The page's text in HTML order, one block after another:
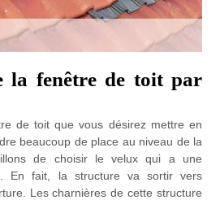
la fenêtre de toit par
de toit que vous désirez mettre en
beaucoup de place au niveau de la
de choisir le velux qui a une
En fait, la structure va sortir vers
Les charnières de cette structure